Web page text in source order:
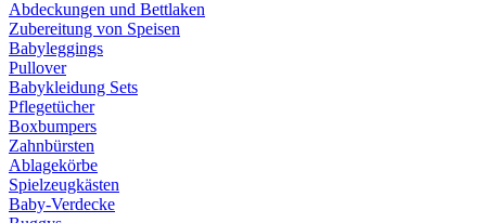
Abdeckungen und Bettlaken
Zubereitung von Speisen
Babyleggings
Pullover
Babykleidung Sets
Pflegetücher
Boxbumpers
Zahnbürsten
Ablagekörbe
Spielzeugkästen
Baby-Verdecke